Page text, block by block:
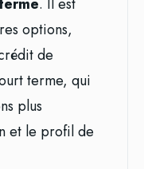
options,
de
terme, qui
plus
et le profil de